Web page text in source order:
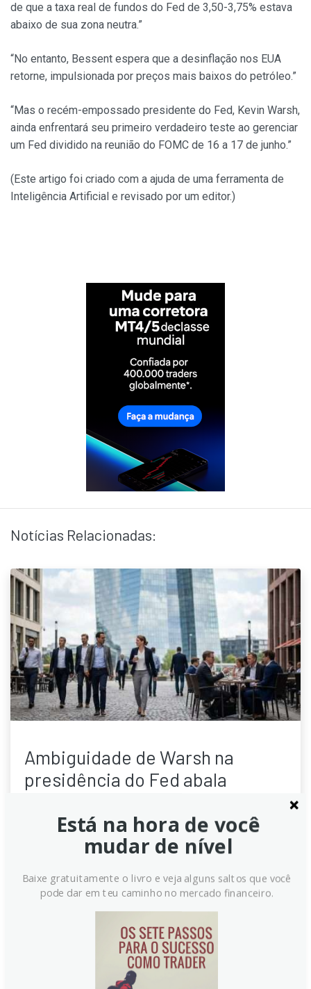
de que a taxa real de fundos do Fed de 3,50-3,75% estava
abaixo de sua zona neutra.”
“No entanto, Bessent espera que a desinflação nos EUA
retorne, impulsionada por preços mais baixos do petróleo.”
“Mas o recém-empossado presidente do Fed, Kevin Warsh,
ainda enfrentará seu primeiro verdadeiro teste ao gerenciar
um Fed dividido na reunião do FOMC de 16 a 17 de junho.”
(Este artigo foi criado com a ajuda de uma ferramenta de
Inteligência Artificial e revisado por um editor.)
Notícias Relacionadas:
Ambiguidade de Warsh na
presidência do Fed abala
DBS
Philip Wee, do DBS, destaca a incerteza sobre a
A postura reformista de Warsh pode criar atritos com
o mercado e a Casa Branca, especialmente se a
para os traders de Dólar.
Está na hora de você
mudar de nível
Baixe gratuitamente o livro e veja alguns saltos que você
pode dar em teu caminho no mercado financeiro.